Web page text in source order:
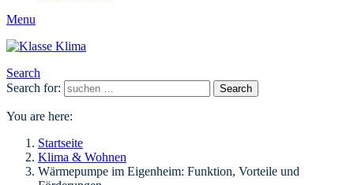
Menu
Search
Search for:
Search
You are here:
Startseite
Klima & Wohnen
Wärmepumpe im Eigenheim: Funktion, Vorteile und